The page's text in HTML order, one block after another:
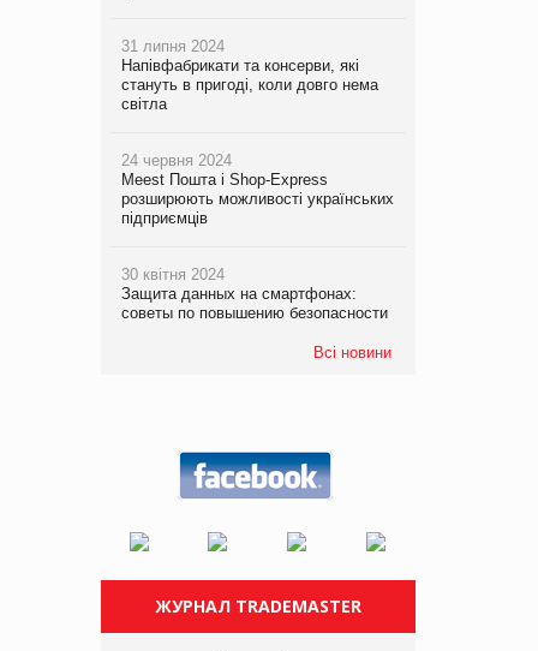
31 липня 2024
Напівфабрикати та консерви, які
стануть в пригоді, коли довго нема
світла
24 червня 2024
Meest Пошта і Shop-Express
розширюють можливості українських
підприємців
30 квітня 2024
Защита данных на смартфонах:
советы по повышению безопасности
Всі новини
ЖУРНАЛ TRADEMASTER